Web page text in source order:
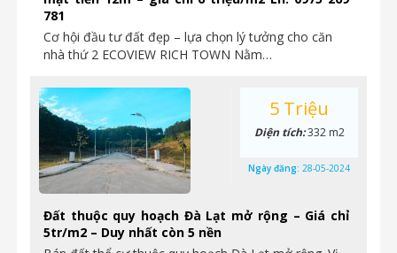
781
Cơ hội đầu tư đất đẹp – lựa chọn lý tưởng cho căn
nhà thứ 2 ECOVIEW RICH TOWN Nằm…
Đất thuộc quy hoạch Đà Lạt mở rộng – Giá chỉ
5tr/m2 – Duy nhất còn 5 nền
5 Triệu
Diện tích:332 m2
Ngày đăng: 28-05-2024